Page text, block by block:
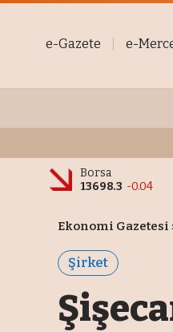
e-Gazete e-
Borsa
13698.3 -0.04
Ekonomi Gazetesi
Şirket